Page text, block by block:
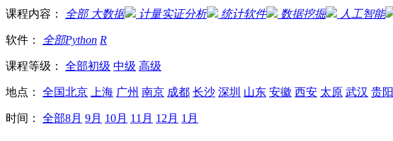
课程内容： 全部大数据 计量实证分析 统计软件 数据挖掘 人工智能
软件： 全部Python R
课程等级： 全部初级 中级 高级
地点： 全国北京 上海 广州 南京 成都 长沙 深圳 山东 安徽 西安 太原 武汉 贵阳
时间： 全部8月 9月 10月 11月 12月 1月